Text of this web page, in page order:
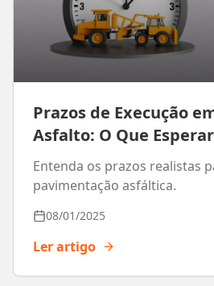
Prazos de Execução
Asfalto: O Que Esperar
Entenda os prazos realistas
pavimentação asfáltica.
08/01/2025
Ler artigo